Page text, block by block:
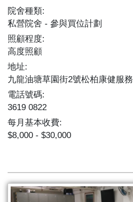
院舍種類:
私營院舍
參與買位計劃
照顧程度:
高度照顧
地址:
九龍油塘草園街2號松柏康健服
電話號碼:
3619 0822
每月基本收費:
$8,000 - $30,000